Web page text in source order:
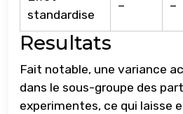
standardise
– –
Resultats
Fait notable, une variance
dans le sous-groupe des
experimentes, ce qui laisse